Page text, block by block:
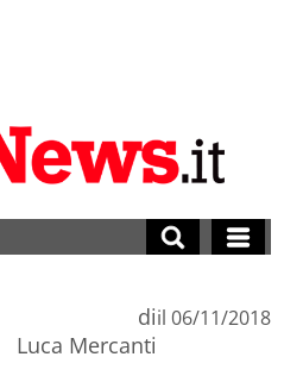
di
Luca Mercanti
il 06/11/2018